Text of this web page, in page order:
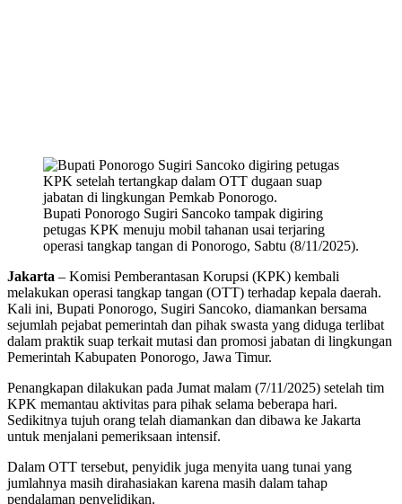
Bupati Ponorogo Sugiri Sancoko tampak digiring
petugas KPK menuju mobil tahanan usai terjaring
operasi tangkap tangan di Ponorogo, Sabtu (8/11/2025).
Jakarta – Komisi Pemberantasan Korupsi (KPK) kembali
melakukan operasi tangkap tangan (OTT) terhadap kepala daerah.
Kali ini, Bupati Ponorogo, Sugiri Sancoko, diamankan bersama
sejumlah pejabat pemerintah dan pihak swasta yang diduga terlibat
dalam praktik suap terkait mutasi dan promosi jabatan di lingkungan
Pemerintah Kabupaten Ponorogo, Jawa Timur.
Penangkapan dilakukan pada Jumat malam (7/11/2025) setelah tim
KPK memantau aktivitas para pihak selama beberapa hari.
Sedikitnya tujuh orang telah diamankan dan dibawa ke Jakarta
untuk menjalani pemeriksaan intensif.
Dalam OTT tersebut, penyidik juga menyita uang tunai yang
jumlahnya masih dirahasiakan karena masih dalam tahap
pendalaman penyelidikan.